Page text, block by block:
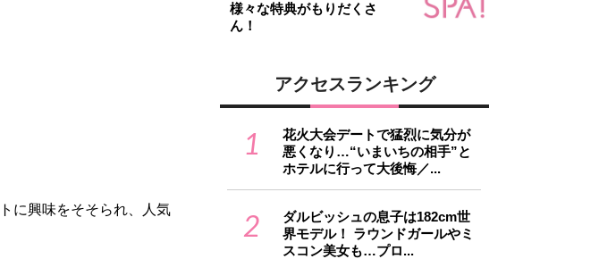
に興味をそそられ、人気
様々な特典がもりだくさ
ん！
アクセスランキング
1
花火大会デートで猛烈に気分が
悪くなり…“いまいちの相手”と
ホテルに行って大後悔／...
2
ダルビッシュの息子は182cm世
界モデル！ ラウンドガールやミ
スコン美女も…プロ...